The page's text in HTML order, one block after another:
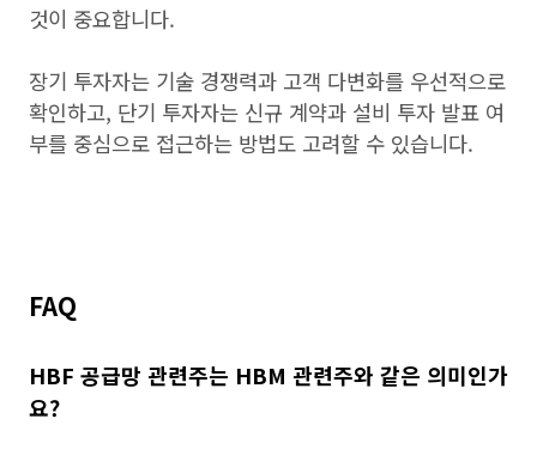
것이 중요합니다.
장기 투자자는 기술 경쟁력과 고객 다변화를 우선적으로
확인하고, 단기 투자자는 신규 계약과 설비 투자 발표 여
부를 중심으로 접근하는 방법도 고려할 수 있습니다.
FAQ
HBF 공급망 관련주는 HBM 관련주와 같은 의미인가
요?